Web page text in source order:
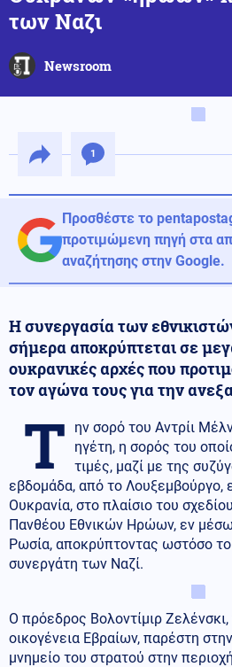
των Ναζι
Newsroom
1
Προσθέστε το
προτιμώμενη πηγή στα
αναζήτησης στην Google.
Η συνεργασία των
σήμερα αποκρύπτεται σε
ουκρανικές αρχές που
τον αγώνα τους για την
Τ
ην σορό του Αντρίι
ηγέτη, η σορός του
τιμές, μαζί με της
εβδομάδα, από το Λουξεμβούργο,
Ουκρανία, στο πλαίσιο του
Πανθέου Εθνικών Ηρώων, εν
Ρωσία, αποκρύπτοντας ωστόσο
συνεργάτη των Ναζί.
Ο πρόεδρος Βολοντίμιρ
οικογένεια Εβραίων, παρέστη
μνημείο του στρατού στην